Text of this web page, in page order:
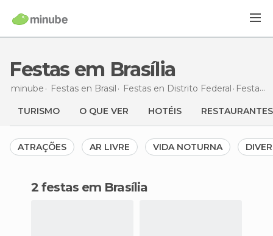
Festas em Brasília
minube Festas en Brasil Festas en Distrito Federal Festas
TURISMO O QUE VER HOTÉIS RESTAURANTES
ATRAÇÕES AR LIVRE VIDA NOTURNA
2 festas em Brasília